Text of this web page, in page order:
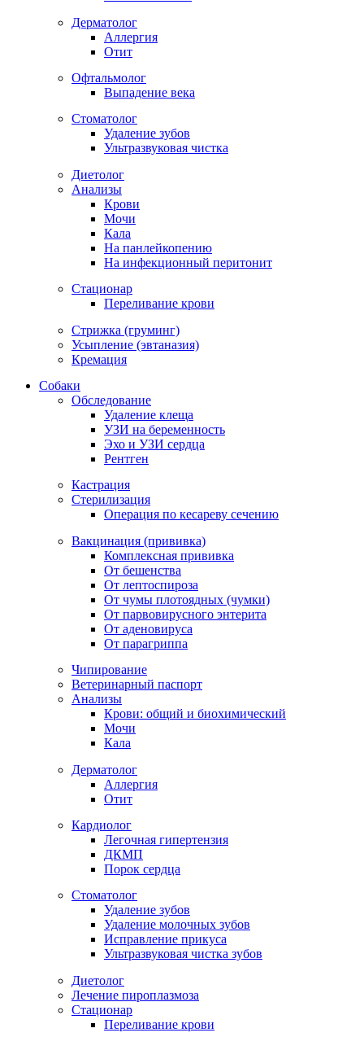
Дерматолог
Аллергия
Отит
Офтальмолог
Выпадение века
Стоматолог
Удаление зубов
Ультразвуковая чистка
Диетолог
Анализы
Крови
Мочи
Кала
На панлейкопению
На инфекционный перитонит
Стационар
Переливание крови
Стрижка (груминг)
Усыпление (эвтаназия)
Кремация
Собаки
Обследование
Удаление клеща
УЗИ на беременность
Эхо и УЗИ сердца
Рентген
Кастрация
Стерилизация
Операция по кесареву сечению
Вакцинация (прививка)
Комплексная прививка
От бешенства
От лептоспироза
От чумы плотоядных (чумки)
От парвовирусного энтерита
От аденовируса
От парагриппа
Чипирование
Ветеринарный паспорт
Анализы
Крови: общий и биохимический
Мочи
Кала
Дерматолог
Аллергия
Отит
Кардиолог
Легочная гипертензия
ДКМП
Порок сердца
Стоматолог
Удаление зубов
Удаление молочных зубов
Исправление прикуса
Ультразвуковая чистка зубов
Диетолог
Лечение пироплазмоза
Стационар
Переливание крови